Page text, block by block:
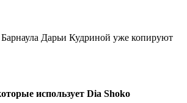
Дарьи Кудриной уже копируют
использует Dia Shoko